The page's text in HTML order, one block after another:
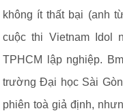
không ít thất bại (anh
cuộc thi Vietnam Idol
TPHCM lập nghiệp.
trường Đại học Sài
phiên toà giả định,